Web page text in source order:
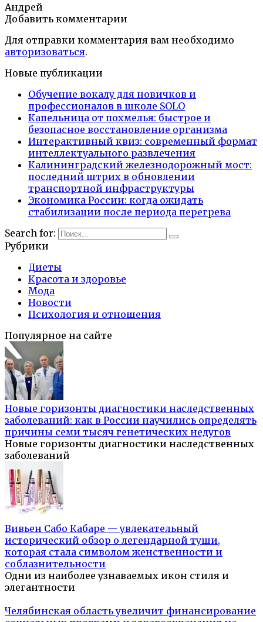
Андрей
Добавить комментарии
Для отправки комментария вам необходимо
авторизоваться.
Новые публикации
Обучение вокалу для новичков и
профессионалов в школе SOLO
Капельница от похмелья: быстрое и
безопасное восстановление организма
Интерактивный квиз: современный формат
интеллектуального развлечения
Калининградский железнодорожный мост:
последний штрих в обновлении
транспортной инфраструктуры
Экономика России: когда ожидать
стабилизации после периода перегрева
Search for:
Рубрики
Диеты
Красота и здоровье
Мода
Новости
Психология и отношения
Популярное на сайте
Новые горизонты диагностики наследственных
заболеваний: как в России научились определять
причины семи тысяч генетических недугов
Новые горизонты диагностики наследственных
заболеваний
Вивьен Сабо Кабаре — увлекательный
исторический обзор о легендарной туши,
которая стала символом женственности и
соблазнительности
Одни из наиболее узнаваемых икон стиля и
элегантности
Челябинская область увеличит финансирование